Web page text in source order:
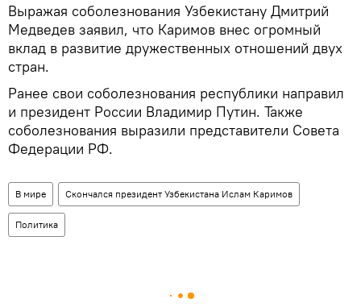
Выражая соболезнования Узбекистану Дмитрий
Медведев заявил, что Каримов внес огромный
вклад в развитие дружественных отношений двух
стран.
Ранее свои соболезнования республики направил
и президент России Владимир Путин. Также
соболезнования выразили представители Совета
Федерации РФ.
В мире Скончался президент Узбекистана Ислам Каримов
Политика